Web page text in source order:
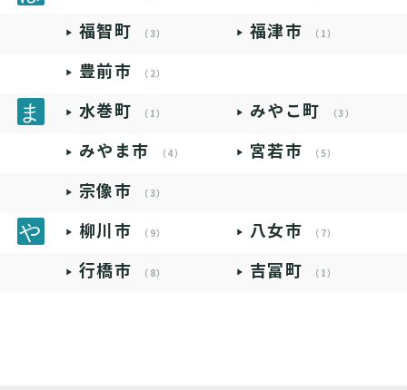
福智町 （3） 福津市 （1）
豊前市 （2）
水巻町 （1） みやこ町 （3）
みやま市 （4） 宮若市 （5）
宗像市 （3）
柳川市 （9） 八女市 （7）
行橋市 （8） 吉富町 （1）